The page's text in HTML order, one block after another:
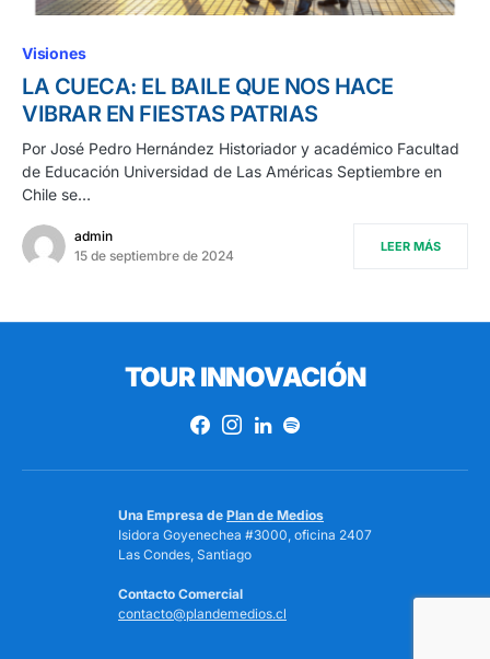
Visiones
LA CUECA: EL BAILE QUE NOS HACE
VIBRAR EN FIESTAS PATRIAS
Por José Pedro Hernández Historiador y académico Facultad
de Educación Universidad de Las Américas Septiembre en
Chile se…
admin
15 de septiembre de 2024
LEER MÁS
TOUR INNOVACIÓN
Una Empresa de Plan de Medios
Isidora Goyenechea #3000, oficina 2407
Las Condes, Santiago
Contacto Comercial
contacto@plandemedios.cl